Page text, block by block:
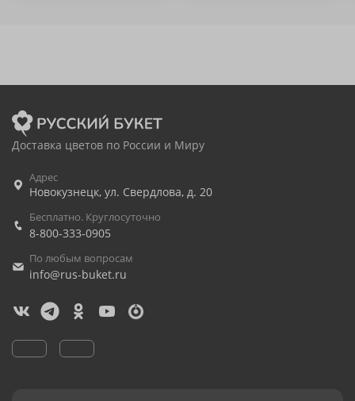
Доставка цветов по России и Миру
Адрес
Новокузнецк, ул. Свердлова, д. 20
Бесплатно. Круглосуточно
8-800-333-0905
По любым вопросам
info@rus-buket.ru